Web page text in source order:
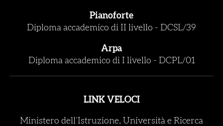
Pianoforte
Diploma accademico di II livello - DCSL/39
Arpa
Diploma accademico di I livello - DCPL/01
LINK VELOCI
Ministero dell’Istruzione, Università e Ricerca